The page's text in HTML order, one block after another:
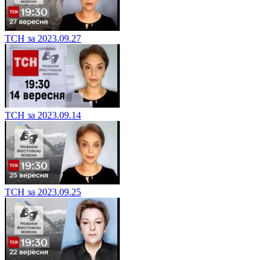
ТСН за 2023.09.27
ТСН за 2023.09.14
ТСН за 2023.09.25